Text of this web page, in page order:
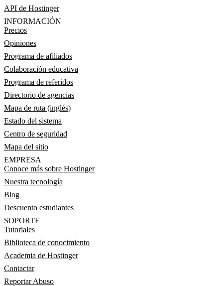
API de Hostinger
INFORMACIÓN
Precios
Opiniones
Programa de afiliados
Colaboración educativa
Programa de referidos
Directorio de agencias
Mapa de ruta (inglés)
Estado del sistema
Centro de seguridad
Mapa del sitio
EMPRESA
Conoce más sobre Hostinger
Nuestra tecnología
Blog
Descuento estudiantes
SOPORTE
Tutoriales
Biblioteca de conocimiento
Academia de Hostinger
Contactar
Reportar Abuso